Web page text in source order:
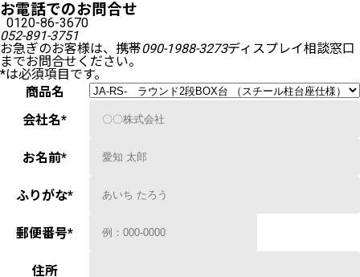
お電話でのお問合せ
0120-86-3670
052-891-3751
お急ぎのお客様は、携帯090-1988-3273ディスプレイ相談窓口
までお問合せください。
*は必須項目です。
商品名
会社名*
お名前*
ふりがな*
郵便番号*
住所